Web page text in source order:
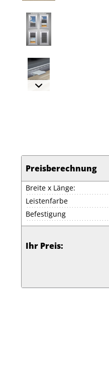
Preisberechnung
Breite x Länge:
Leistenfarbe
Befestigung
Ihr Preis: